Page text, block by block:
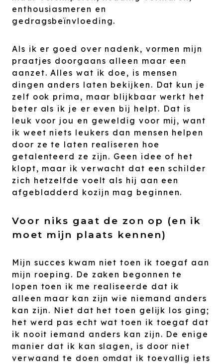
enthousiasmeren en
gedragsbeïnvloeding.
Als ik er goed over nadenk, vormen mijn
praatjes doorgaans alleen maar een
aanzet. Alles wat ik doe, is mensen
dingen anders laten bekijken. Dat kun je
zelf ook prima, maar blijkbaar werkt het
beter als ik je er even bij helpt. Dat is
leuk voor jou en geweldig voor mij, want
ik weet niets leukers dan mensen helpen
door ze te laten realiseren hoe
getalenteerd ze zijn. Geen idee of het
klopt, maar ik verwacht dat een schilder
zich hetzelfde voelt als hij aan een
afgebladderd kozijn mag beginnen.
Voor niks gaat de zon op (en ik
moet mijn plaats kennen)
Mijn succes kwam niet toen ik toegaf aan
mijn roeping. De zaken begonnen te
lopen toen ik me realiseerde dat ik
alleen maar kan zijn wie niemand anders
kan zijn. Niet dat het toen gelijk los ging;
het werd pas echt wat toen ik toegaf dat
ik nooit iemand anders kan zijn. De enige
manier dat ik kan slagen, is door niet
verwaand te doen omdat ik toevallig iets